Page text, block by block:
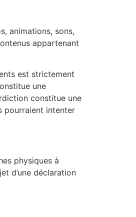
animations, sons,
appartenant
est strictement
une
constitue une
pourraient intenter
physiques à
d’une déclaration